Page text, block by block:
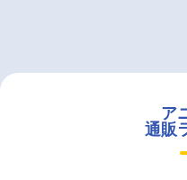
ア
通販